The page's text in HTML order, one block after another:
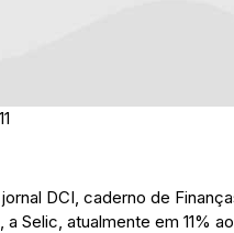
DCI, caderno de
Selic, atualmente em 11%